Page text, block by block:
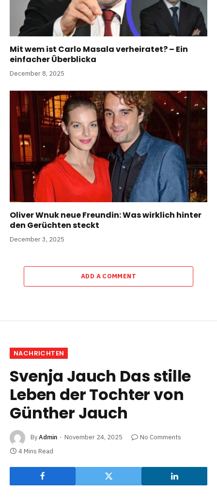
Mit wem ist Carlo Masala verheiratet? – Ein
einfacher Überblicka
December 8, 2025
Oliver Wnuk neue Freundin: Was wirklich hinter
den Gerüchten steckt
December 3, 2025
ADD A COMMENT
NACHRICHTEN
Svenja Jauch Das stille
Leben der Tochter von
Günther Jauch
ByAdmin November 24, 2025
No Comments
4 Mins Read